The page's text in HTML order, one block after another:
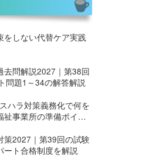
をしない代替ケア実践
去問解説2027｜第38回
問題1～34の解答解説
ハラ対策義務化で何を
事業所の準備ポイン
策2027｜第39回の試験
ート合格制度を解説